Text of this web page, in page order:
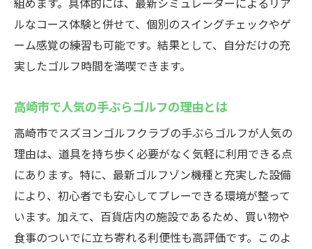
ルなコース体験と併せて、個別のスイングチェックやゲ
ーム感覚の練習も可能です。結果として、自分だけの充
実したゴルフ時間を満喫できます。
高崎市で人気の手ぶらゴルフの理由とは
高崎市でスズヨンゴルフクラブの手ぶらゴルフが人気の
理由は、道具を持ち歩く必要がなく気軽に利用できる点
にあります。特に、最新ゴルフゾン機種と充実した設備
により、初心者でも安心してプレーできる環境が整って
います。加えて、百貨店内の施設であるため、買い物や
食事のついでに立ち寄れる利便性も高評価です。このよ